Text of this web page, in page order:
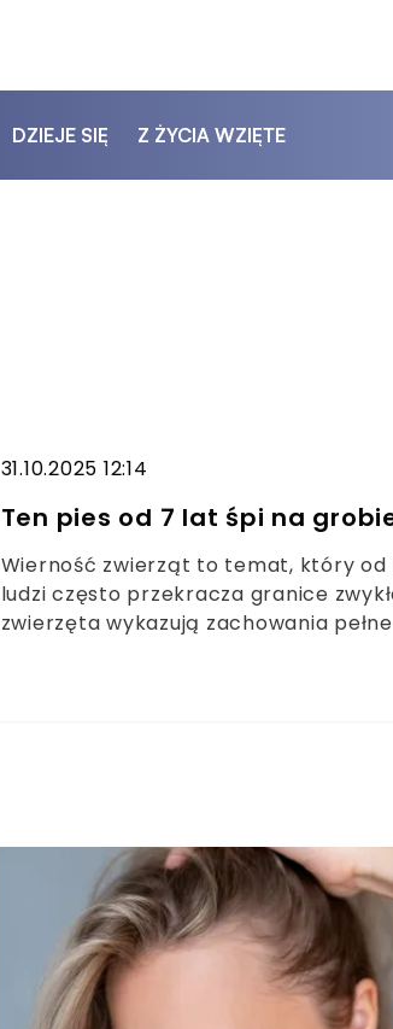
DZIEJE SIĘ Z ŻYCIA WZIĘTE
31.10.2025 12:14
Ten pies od 7 lat śpi na
Wierność zwierząt to temat, który od
ludzi często przekracza granice
zwierzęta wykazują zachowania